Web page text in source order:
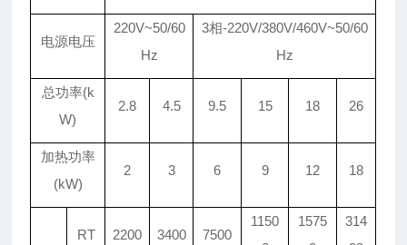
电源电压
220V~50/60
Hz
3相-220V/380V/460V~50/60
Hz
总功率(k
W)
2.8 4.5 9.5 15 18 26
加热功率
(kW)
2 3 6 9 12 18
RT 2200 3400 7500
1150
1575
314